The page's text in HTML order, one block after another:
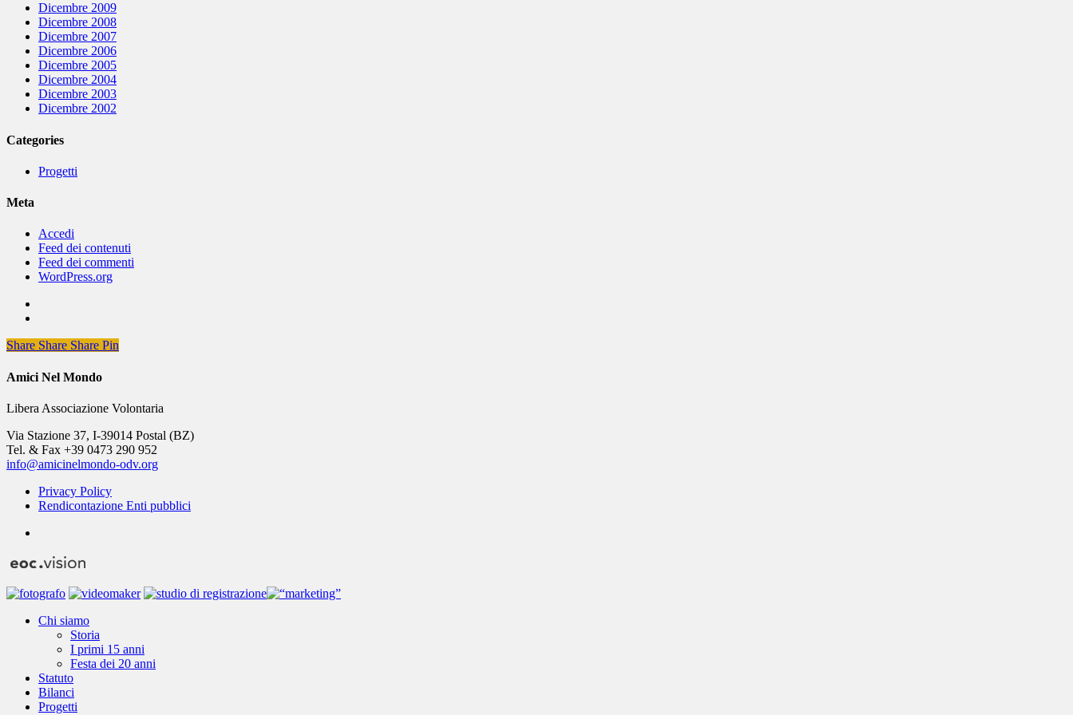
Dicembre 2009
Dicembre 2008
Dicembre 2007
Dicembre 2006
Dicembre 2005
Dicembre 2004
Dicembre 2003
Dicembre 2002
Categories
Progetti
Meta
Accedi
Feed dei contenuti
Feed dei commenti
WordPress.org
Share
Share Share Share Pin
Amici Nel Mondo
Libera Associazione Volontaria
Via Stazione 37, I-39014 Postal (BZ)
Tel. & Fax +39 0473 290 952
info@amicinelmondo-odv.org
Privacy Policy
Rendicontazione Enti pubblici
Close
Chi siamo
Storia
I primi 15 anni
Festa dei 20 anni
Statuto
Bilanci
Progetti